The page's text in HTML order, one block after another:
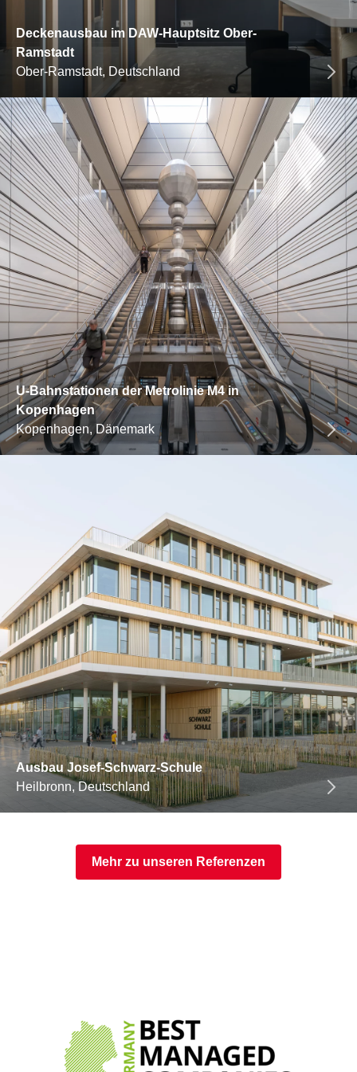
Deckenausbau im DAW-Hauptsitz Ober-
Ramstadt
Ober-Ramstadt, Deutschland
U-Bahnstationen der Metrolinie M4 in
Kopenhagen
Kopenhagen, Dänemark
Ausbau Josef-Schwarz-Schule
Heilbronn, Deutschland
Mehr zu unseren Referenzen